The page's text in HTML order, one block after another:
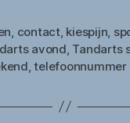
contact, kiespijn
avond Tandarts
,telefoonnummer